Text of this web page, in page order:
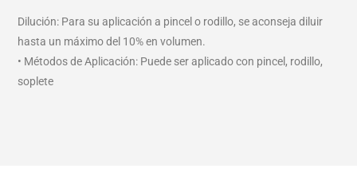
Dilución: Para su aplicación a pincel o rodillo, se aconseja diluir
hasta un máximo del 10% en volumen.
• Métodos de Aplicación: Puede ser aplicado con pincel, rodillo,
soplete